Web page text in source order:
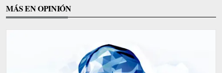
MÁS EN OPINIÓN